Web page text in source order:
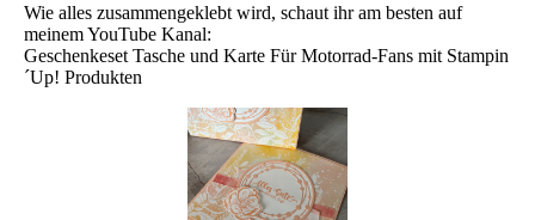
Wie alles zusammengeklebt wird, schaut ihr am besten auf
meinem YouTube Kanal:
Geschenkeset Tasche und Karte Für Motorrad-Fans mit Stampin
´Up! Produkten